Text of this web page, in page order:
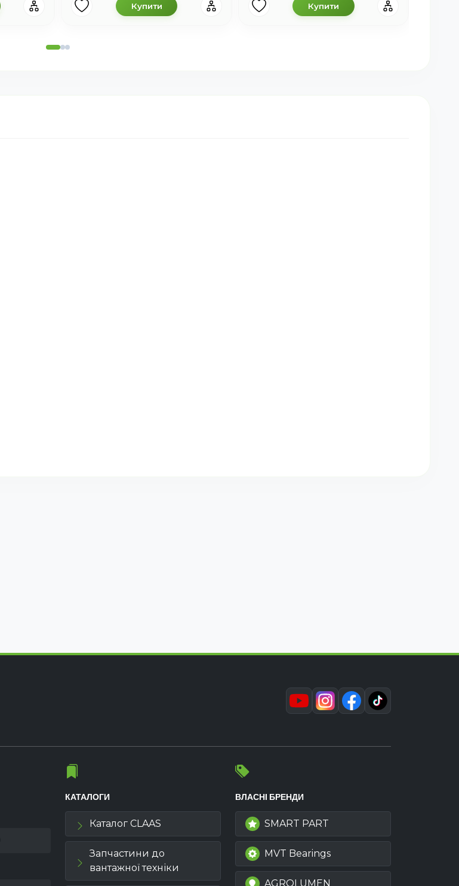
Купити Купити
КАТАЛОГИ
Каталог CLAAS
Запчастини до
вантажної техніки
ВЛАСНІ БРЕНДИ
SMART PART
MVT Bearings
AGROLUMEN